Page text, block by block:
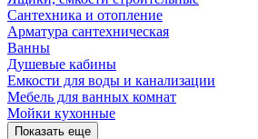
Сантехника и отопление
Арматура сантехническая
Ванны
Душевые кабины
Емкости для воды и канализации
Мебель для ванных комнат
Мойки кухонные
Показать еще